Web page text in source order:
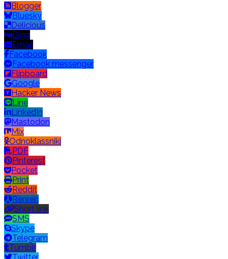
Blogger
Bluesky
Delicious
Digg
Email
Facebook
Facebook messenger
Flipboard
Google
Hacker News
Line
LinkedIn
Mastodon
Mix
Odnoklassniki
PDF
Pinterest
Pocket
Print
Reddit
Renren
Short link
SMS
Skype
Telegram
Tumblr
Twitter